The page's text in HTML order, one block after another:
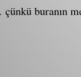
buranın